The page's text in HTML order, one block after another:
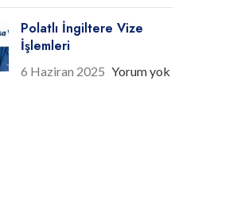
Polatlı İngiltere Vize
İşlemleri
6 Haziran 2025 Yorum yok